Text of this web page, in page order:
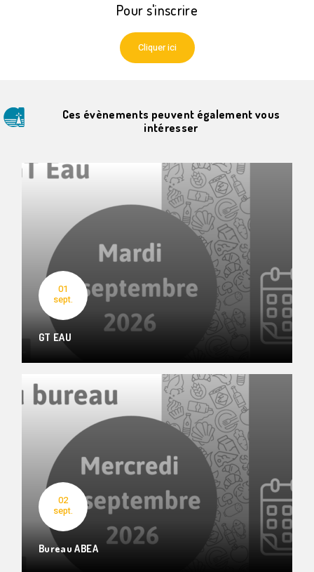
Pour s'inscrire
Cliquer ici
Ces évènements peuvent également vous
intéresser
01
sept.
GT EAU
02
sept.
Bureau ABEA